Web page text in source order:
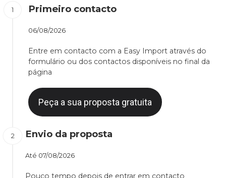
Primeiro contacto
06/08/2026
Entre em contacto com a Easy Import através do
formulário ou dos contactos disponíveis no final da
página
Peça a sua proposta gratuita
Envio da proposta
Até 07/08/2026
Pouco tempo depois de entrar em contacto